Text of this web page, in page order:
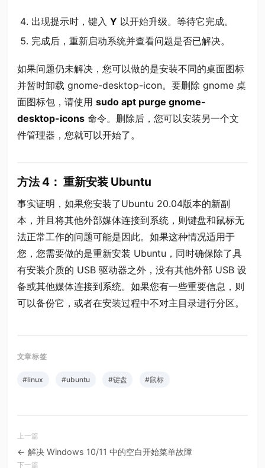
出现提示时，键入 Y 以开始升级。等待它完成。
完成后，重新启动系统并查看问题是否已解决。
如果问题仍未解决，您可以做的是安装不同的桌面图标
并暂时卸载 gnome-desktop-icon。要删除 gnome 桌
面图标包，请使用 sudo apt purge gnome-
desktop-icons命令。删除后，您可以安装另一个文
件管理器，您就可以开始了。
方法 4： 重新安装 Ubuntu
事实证明，如果您安装了Ubuntu 20.04版本的新副
本，并且将其他外部媒体连接到系统，则键盘和鼠标无
法正常工作的问题可能是因此。如果这种情况适用于
您，您需要做的是重新安装 Ubuntu，同时确保除了具
有安装介质的 USB 驱动器之外，没有其他外部 USB 设
备或其他媒体连接到系统。如果您有一些重要信息，则
可以备份它，或者在安装过程中不对主目录进行分区。
#linux #ubuntu #键盘 #鼠标
← 解决 Windows 10/11 中的空白开始菜单故障